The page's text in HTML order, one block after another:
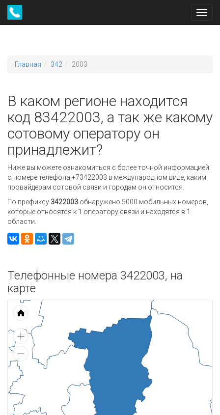
Главная 342 2003
В каком регионе находится
код 83422003, а так же какому
сотовому оператору он
принадлежит?
Ниже вы можете ознакомиться с более точной информацией
о номере телефона +73422003 в международном виде, каким
провайдерам сотовой связи и городам он относится.
По префиксу 3422003 обнаружено 5000 мобильных номеров,
которые относятся к 1 оператору связи и находятся в 1
области.
Телефонные номера 3422003, на
карте